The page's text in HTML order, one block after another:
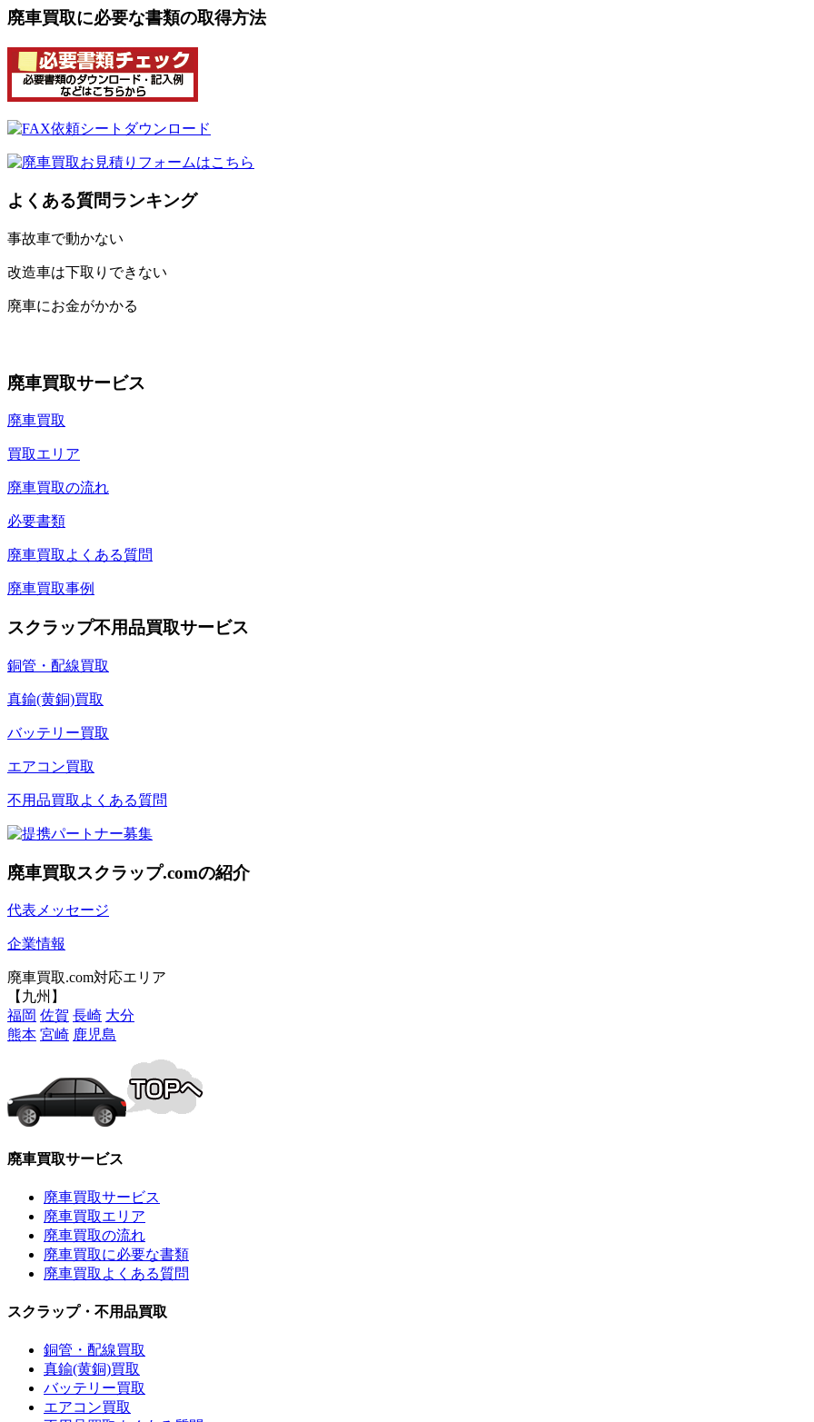
廃車買取に必要な書類の取得方法
よくある質問ランキング
事故車で動かない
改造車は下取りできない
廃車にお金がかかる
廃車買取サービス
廃車買取
買取エリア
廃車買取の流れ
必要書類
廃車買取よくある質問
廃車買取事例
スクラップ不用品買取サービス
銅管・配線買取
真鍮(黄銅)買取
バッテリー買取
エアコン買取
不用品買取よくある質問
廃車買取スクラップ.comの紹介
代表メッセージ
企業情報
廃車買取.com対応エリア
【九州】
福岡 佐賀 長崎 大分
熊本 宮崎 鹿児島
廃車買取サービス
廃車買取サービス
廃車買取エリア
廃車買取の流れ
廃車買取に必要な書類
廃車買取よくある質問
スクラップ・不用品買取
銅管・配線買取
真鍮(黄銅)買取
バッテリー買取
エアコン買取